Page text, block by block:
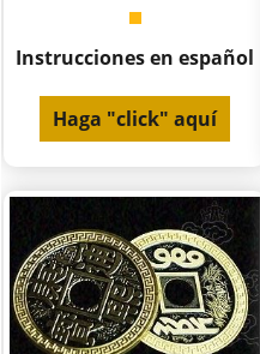
Instrucciones en español
Haga "click" aquí